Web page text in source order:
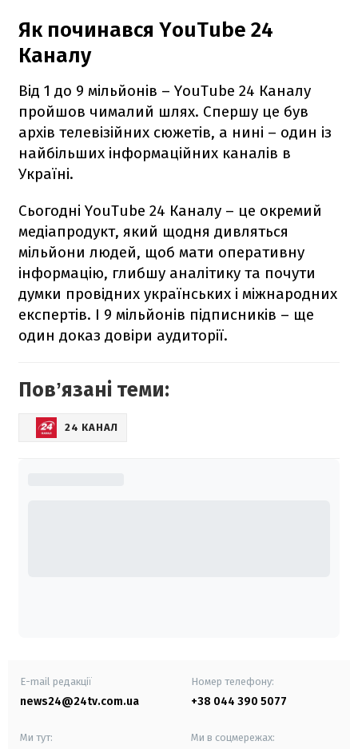
Як починався YouTube 24
Каналу
Від 1 до 9 мільйонів – YouTube 24 Каналу
пройшов чималий шлях. Спершу це був
архів телевізійних сюжетів, а нині – один із
найбільших інформаційних каналів в
Україні.
Сьогодні YouTube 24 Каналу – це окремий
медіапродукт, який щодня дивляться
мільйони людей, щоб мати оперативну
інформацію, глибшу аналітику та почути
думки провідних українських і міжнародних
експертів. І 9 мільйонів підписників – ще
один доказ довіри аудиторії.
Повʼязані теми:
24 КАНАЛ
E-mail редакції
news24@24tv.com.ua
Номер телефону:
+38 044 390 5077
Ми тут: Ми в соцмережах: